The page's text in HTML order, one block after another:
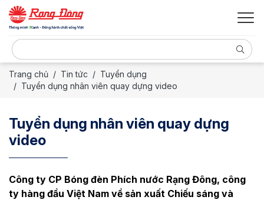
Trang chủ Tin tức
Tuyển dụng
Tuyển dụng nhân viên quay dựng video
Tuyển dụng nhân viên quay dựng
video
Công ty CP Bóng đèn Phích nước Rạng Đông, công
ty hàng đầu Việt Nam về sản xuất Chiếu sáng và